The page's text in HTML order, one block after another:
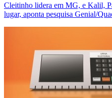
Cleitinho lidera em MG, e Kalil,
lugar, aponta pesquisa Genial/